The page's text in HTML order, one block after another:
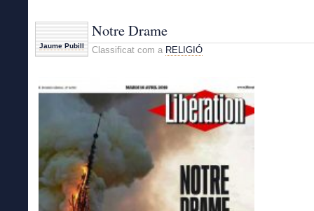
Jaume Pubill
Notre Drame
Classificat com a RELIGIÓ